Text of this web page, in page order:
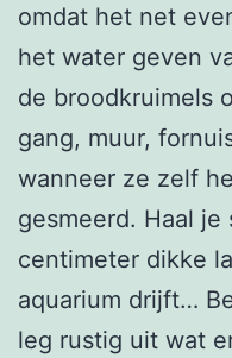
omdat het net
het water geven
de broodkruimels
gang, muur,
wanneer ze zelf
gesmeerd. Haal
centimeter dikke
aquarium drijft…
leg rustig uit wat